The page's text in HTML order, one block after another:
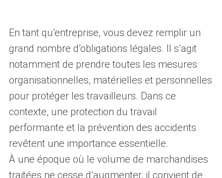
En tant qu’entreprise, vous devez remplir un
grand nombre d’obligations légales. Il s’agit
notamment de prendre toutes les mesures
organisationnelles, matérielles et personnelles
pour protéger les travailleurs. Dans ce
contexte, une protection du travail
performante et la prévention des accidents
revêtent une importance essentielle.
À une époque où le volume de marchandises
traitées ne cesse d’augmenter, il convient de